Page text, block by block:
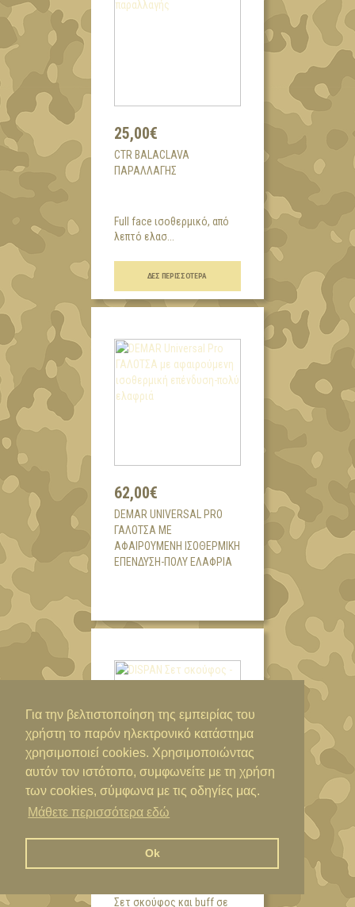
Για την βελτιστοποίηση της εμπειρίας του
χρήστη το παρόν ηλεκτρονικό κατάστημα
χρησιμοποιεί cookies. Χρησιμοποιώντας
αυτόν τον ιστότοπο, συμφωνείτε με τη χρήση
των cookies, σύμφωνα με τις οδηγίες μας.
Μάθετε περισσότερα εδώ
Ok
25,00€
CTR BALACLAVA
ΠΑΡΑΛΛΑΓΉΣ
Full face ισοθερμικό, από
λεπτό ελασ...
ΔΕΣ ΠΕΡΙΣΣΌΤΕΡΑ
62,00€
DEMAR UNIVERSAL PRO
ΓΑΛΟΤΣΑ ΜΕ
ΑΦΑΙΡΟΎΜΕΝΗ ΙΣΟΘΕΡΜΙΚΉ
ΕΠΈΝΔΥΣΗ-ΠΟΛΎ ΕΛΑΦΡΙΆ
29,00€
DISPAN ΣΕΤ ΣΚΟΎΦΟΣ -
ΚΑΣΚΌΛ ΠΑΡΑΛΛΑΓΉ
ΔΆΣΟΥΣ 51903
Σετ σκούφος και buff σε